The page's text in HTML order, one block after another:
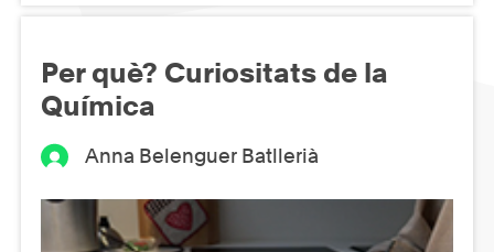
Per què? Curiositats de la
Química
Anna Belenguer Batllerià